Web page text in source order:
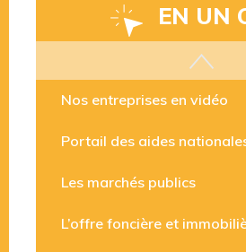
EN UN
Les aides disponibles
Nos entreprises en vidéo
Portail des aides nationales
Les marchés publics